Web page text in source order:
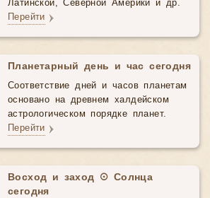
Латинской, Северной Америки и др.
Перейти
Планетарный день и час сегодня
Соответствие дней и часов планетам
основано на древнем халдейском
астрологическом порядке планет.
Перейти
Восход и заход ☉ Солнца
сегодня